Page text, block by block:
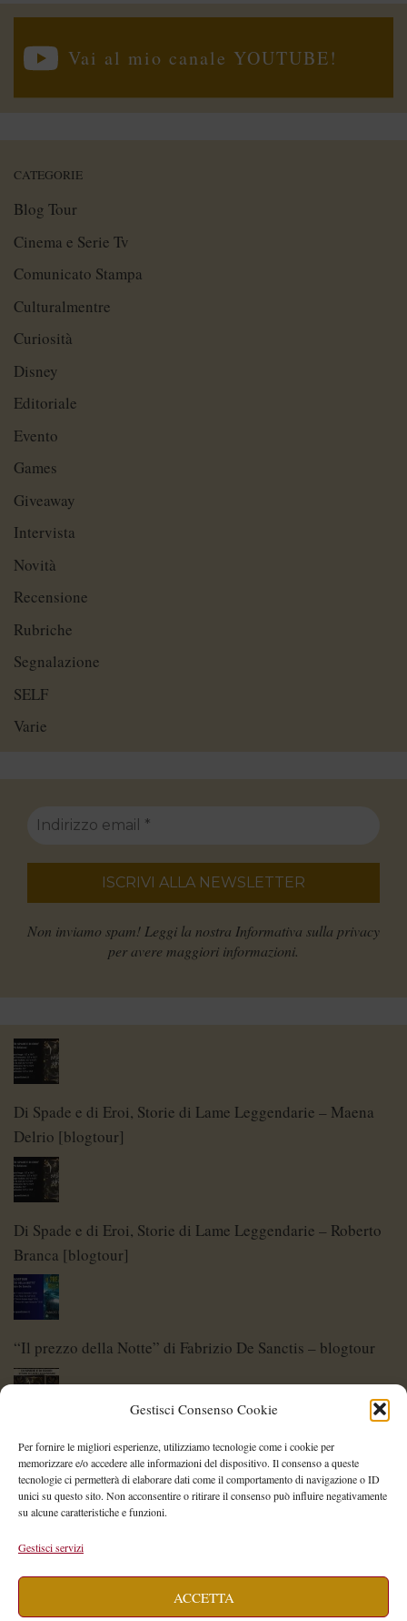
Gestisci Consenso Cookie
Per fornire le migliori esperienze, utilizziamo tecnologie come i cookie per
memorizzare e/o accedere alle informazioni del dispositivo. Il consenso a queste
tecnologie ci permetterà di elaborare dati come il comportamento di navigazione o ID
unici su questo sito. Non acconsentire o ritirare il consenso può influire negativamente
su alcune caratteristiche e funzioni.
Gestisci servizi
ACCETTA
Vai al mio canale YOUTUBE!
CATEGORIE
Blog Tour
Cinema e Serie Tv
Comunicato Stampa
Culturalmentre
Curiosità
Disney
Editoriale
Evento
Games
Giveaway
Intervista
Novità
Recensione
Rubriche
Segnalazione
SELF
Varie
Non inviamo spam! Leggi la nostra Informativa sulla privacy
per avere maggiori informazioni.
Di Spade e di Eroi, Storie di Lame Leggendarie – Maena
Delrio [blogtour]
Di Spade e di Eroi, Storie di Lame Leggendarie – Roberto
Branca [blogtour]
“Il prezzo della Notte” di Fabrizio De Sanctis – blogtour
Di Spade e di Eroi – Storie di Lame Leggendarie